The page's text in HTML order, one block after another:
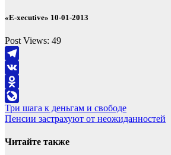
«E-xecutive» 10-01-2013
Post Views: 49
Telegram
VK
Odnoklassniki
LiveJournal
Навигация
по
записям
Три шага к деньгам и свободе
Пенсии застрахуют от неожиданностей
Читайте также